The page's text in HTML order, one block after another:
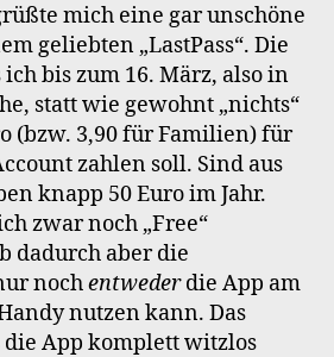
mich eine gar unschöne
geliebten „LastPass“. Die
ich bis zum 16. März, also in
statt wie gewohnt „nichts“
(bzw. 3,90 für Familien) für
zahlen soll. Sind aus
knapp 50 Euro im Jahr.
zwar noch „Free“
dadurch aber die
nochentwederdie App am
nutzen kann. Das
App komplett witzlos